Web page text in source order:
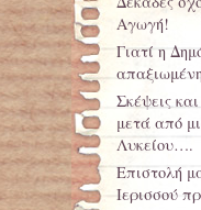
Αγωγή!
Γιατί η
Σκέψεις
μετά από
Λυκείου….
Επιστολή
Ιερισσού